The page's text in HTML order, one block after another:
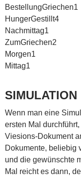
BestellungGriechen1
HungerGestillt4
Nachmittag1
ZumGriechen2
Morgen1
Mittag1
SIMULATION
Wenn man eine
ersten Mal
Viesions-Dokument
Dokumente, beliebig
und die gewünschte
Mal reicht es dann,